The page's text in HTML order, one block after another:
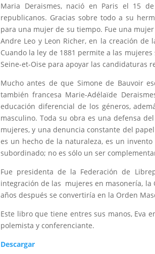
Maria Deraismes, nació en Paris el 15
republicanos. Gracias sobre todo a su
para una mujer de su tiempo. Fue una
Andre Leo y Leon Richer, en la creación
Cuando la ley de 1881 permite a las
Seine-et-Oise para apoyar las candidaturas
Mucho antes de que Simone de Bauvoir
también francesa Marie-Adélaïde
educación diferencial de los géneros,
masculino. Toda su obra es una defensa
mujeres, y una denuncia constante del
es un hecho de la naturaleza, es un
subordinado; no es sólo un ser
Fue presidenta de la Federación de
integración de las mujeres en masonería, la
años después se convertiría en la Orden
Este libro que tiene entres sus manos, Eva
polemista y conferenciante.
Descargar